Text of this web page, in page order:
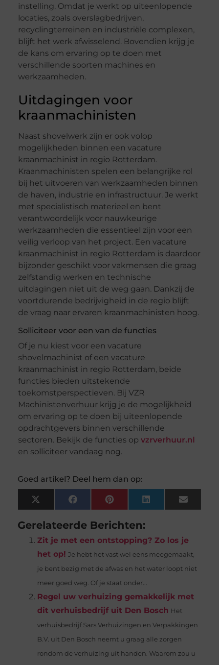
instelling. Omdat je werkt op uiteenlopende
locaties, zoals overslagbedrijven,
recyclingterreinen en industriële complexen,
blijft het werk afwisselend. Bovendien krijg je
de kans om ervaring op te doen met
verschillende soorten machines en
werkzaamheden.
Uitdagingen voor
kraanmachinisten
Naast shovelwerk zijn er ook volop
mogelijkheden binnen een vacature
kraanmachinist in regio Rotterdam.
Kraanmachinisten spelen een belangrijke rol
bij het uitvoeren van werkzaamheden binnen
de haven, industrie en infrastructuur. Je werkt
met specialistisch materieel en bent
verantwoordelijk voor nauwkeurige
werkzaamheden die essentieel zijn voor een
veilig verloop van het project. Een vacature
kraanmachinist in regio Rotterdam is daardoor
bijzonder geschikt voor vakmensen die graag
zelfstandig werken en technische
uitdagingen niet uit de weg gaan. Dankzij de
voortdurende bedrijvigheid in de regio blijft
de vraag naar ervaren kraanmachinisten hoog.
Solliciteer voor een van de functies
Of je nu kiest voor een vacature
shovelmachinist of een vacature
kraanmachinist in regio Rotterdam, beide
functies bieden uitstekende
toekomstperspectieven. Bij VZR
Machinistenverhuur krijg je de mogelijkheid
om ervaring op te doen bij uiteenlopende
opdrachtgevers binnen verschillende
sectoren. Bekijk de functies op vzrverhuur.nl
en solliciteer vandaag nog.
Goed artikel? Deel hem dan op:
X
(Twitter)
FacebookPinterestLinkedInEmail
Gerelateerde Berichten:
Zit je met een ontstopping? Zo los je
het op! Je hebt het vast wel eens meegemaakt,
je bent bezig met de afwas en het water loopt niet
meer goed weg. Of je staat onder...
Regel uw verhuizing gemakkelijk met
dit verhuisbedrijf uit Den Bosch Het
verhuisbedrijf Sars Verhuizingen en Verpakkingen
B.V. uit Den Bosch neemt u graag alle zorgen
rondom de verhuizing uit handen. Waarom zou u